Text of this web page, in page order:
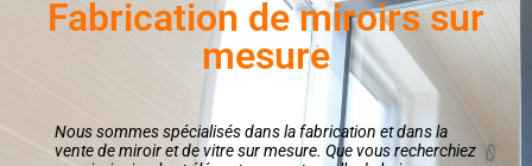
Fabrication de miroirs sur
mesure
Nous sommes spécialisés dans la fabrication et dans la
vente de miroir et de vitre sur mesure. Que vous recherchiez